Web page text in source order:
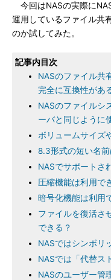
今回はNASの実際に
運用しているファイル共
のか試してみた。
記事内目次
NASのファイル共
完全に互換性があ
NASのファイル
ーバと同じように
ボリュームサイズ
8.3形式の短い名
NASでサポートさ
圧縮機能は利用で
暗号化機能は利用
ファイルを復活さ
できる？
NASではシンボリ
NASでは「代替ス
NASのユーザー管